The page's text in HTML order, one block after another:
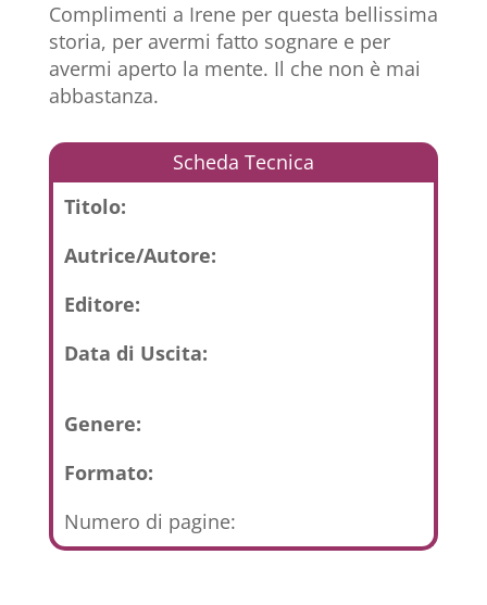
Complimenti a Irene per questa bellissima
storia, per avermi fatto sognare e per
avermi aperto la mente. Il che non è mai
abbastanza.
Scheda Tecnica
Titolo:
Autrice/Autore:
Editore:
Data di Uscita:
Genere:
Formato:
Numero di pagine: